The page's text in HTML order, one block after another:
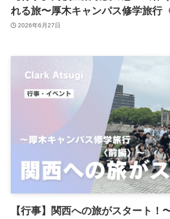
れる旅〜厚木キャンパス修学旅行
2026年6月27日
【行事】関西への旅がスタート！